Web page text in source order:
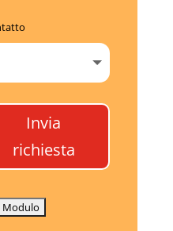
Invia
richiesta